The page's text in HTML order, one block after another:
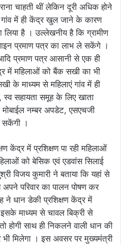
चाहती थीं लेकिन दूरी अधिक होने
गांव में ही केंद्र खुल जाने के कारण
है । उल्लेखनीय है कि ग्रामीण
प्रमाण पत्र का लाभ ले सकेंगे ।
प्रमाण पत्र आसानी से एक ही
में महिलाओं को बैंक सखी का भी
के माध्यम से महिलाएं गांव में ही
स्व सहायता समूह के लिए खाता
नम्बर अपडेट, एसएचजी
सकेंगी ।
केंद्र में प्रशिक्षण पा रही महिलाओं
को बेसिक एवं एडवांस सिलाई
विजय कुमारी ने बताया कि यहां से
परिवार का पालन पोषण कर
ने धान डेकी प्रशिक्षण केंद्र में
माध्यम से चावल बिक्री से
होगी साथ ही निकलने वाली धान की
मिलेगा । इस अवसर पर मुख्यमंत्री